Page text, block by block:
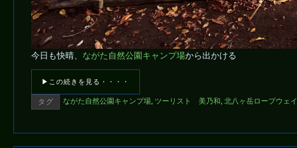
今日も快晴、 ながた自然公園キャンプ場から出かける
▶この続きを見る・・・・
タグ ながた自然公園キャンプ場, ツーリスト 美乃和, 北八ヶ岳ロープウェイ